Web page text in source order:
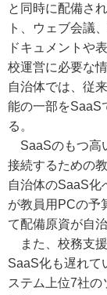
と同時に配備さ
ト、ウェブ会議
ドキュメントや
校運営に必要な
自治体では、従
能の一部をSaaS
る。
SaaSのもつ高
接続するための
自治体のSaaS化
が教員用PCの予
て配備原資が自
また、校務支
SaaS化も遅れて
ステム上位7社